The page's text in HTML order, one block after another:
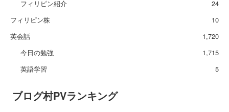
フィリピン紹介
24
フィリピン株
10
英会話
1,720
今日の勉強
1,715
英語学習
5
ブログ村PVランキング